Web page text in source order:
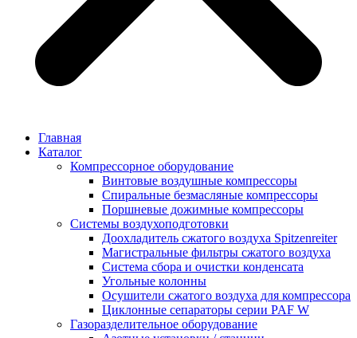
Главная
Каталог
Компрессорное оборудование
Винтовые воздушные компрессоры
Спиральные безмасляные компрессоры
Поршневые дожимные компрессоры
Системы воздухоподготовки
Доохладитель сжатого воздуха Spitzenreiter
Магистральные фильтры сжатого воздуха
Система сбора и очистки конденсата
Угольные колонны
Осушители сжатого воздуха для компрессора
Циклонные сепараторы серии PAF W
Газоразделительное оборудование